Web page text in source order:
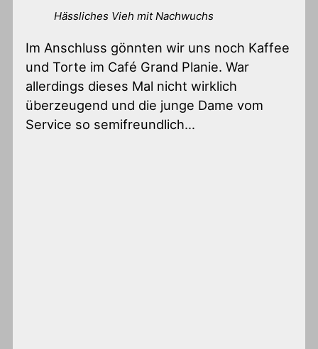
Hässliches Vieh mit Nachwuchs
Im Anschluss gönnten wir uns noch Kaffee
und Torte im Café Grand Planie. War
allerdings dieses Mal nicht wirklich
überzeugend und die junge Dame vom
Service so semifreundlich…